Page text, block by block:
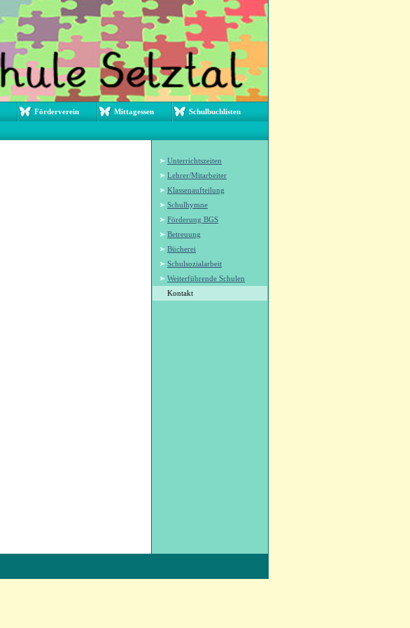
Förderverein Mittagessen Schulbuchlisten
Unterrichtszeiten
Lehrer/Mitarbeiter
Klassenaufteilung
Schulhymne
Förderung BGS
Betreuung
Bücherei
Schulsozialarbeit
Weiterführende Schulen
Kontakt